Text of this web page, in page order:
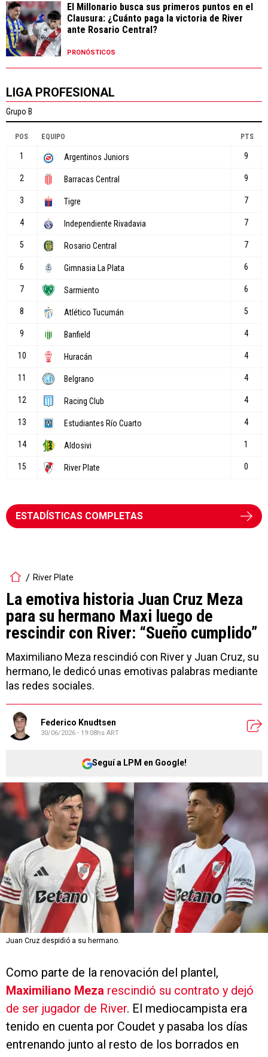
El Millonario busca sus primeros puntos en el
Clausura: ¿Cuánto paga la victoria de River
ante Rosario Central?
PRONÓSTICOS
LIGA PROFESIONAL
ESTADÍSTICAS COMPLETAS
River Plate
La emotiva historia Juan Cruz Meza
para su hermano Maxi luego de
rescindir con River: “Sueño cumplido”
Maximiliano Meza rescindió con River y Juan Cruz, su
hermano, le dedicó unas emotivas palabras mediante
las redes sociales.
Federico Knudtsen
30/06/2026 - 19:08hs ART
Seguí a LPM en Google!
Juan Cruz despidió a su hermano.
Como parte de la renovación del plantel,
Maximiliano Meza rescindió su contrato y dejó
de ser jugador de River. El mediocampista era
tenido en cuenta por Coudet y pasaba los días
entrenando junto al resto de los borrados en